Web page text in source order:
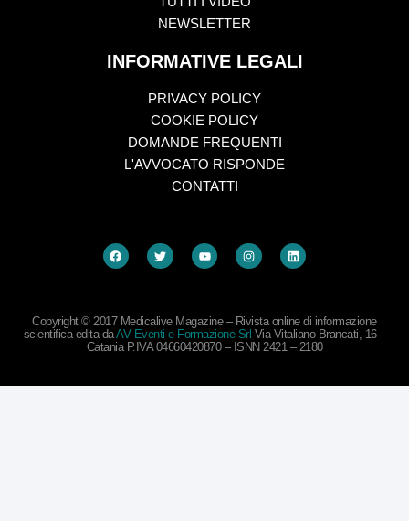
NEWSLETTER
INFORMATIVE LEGALI
PRIVACY POLICY
COOKIE POLICY
DOMANDE FREQUENTI
L'AVVOCATO RISPONDE
CONTATTI
Copyright © 2017 Medicalive Magazine – Rivista online di informazione
scientifica edita daAV Eventi e Formazione Srl Via Vitaliano Brancati, 16 –
Catania P.IVA 04660420870 – ISNN 2421 – 2180